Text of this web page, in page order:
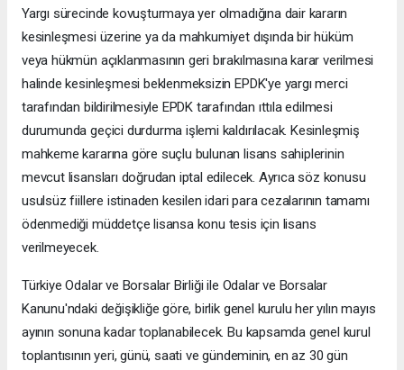
Yargı sürecinde kovuşturmaya yer olmadığına dair kararın
kesinleşmesi üzerine ya da mahkumiyet dışında bir hüküm
veya hükmün açıklanmasının geri bırakılmasına karar verilmesi
halinde kesinleşmesi beklenmeksizin EPDK'ye yargı merci
tarafından bildirilmesiyle EPDK tarafından ıttıla edilmesi
durumunda geçici durdurma işlemi kaldırılacak. Kesinleşmiş
mahkeme kararına göre suçlu bulunan lisans sahiplerinin
mevcut lisansları doğrudan iptal edilecek. Ayrıca söz konusu
usulsüz fiillere istinaden kesilen idari para cezalarının tamamı
ödenmediği müddetçe lisansa konu tesis için lisans
verilmeyecek.
Türkiye Odalar ve Borsalar Birliği ile Odalar ve Borsalar
Kanunu'ndaki değişikliğe göre, birlik genel kurulu her yılın mayıs
ayının sonuna kadar toplanabilecek. Bu kapsamda genel kurul
toplantısının yeri, günü, saati ve gündeminin, en az 30 gün